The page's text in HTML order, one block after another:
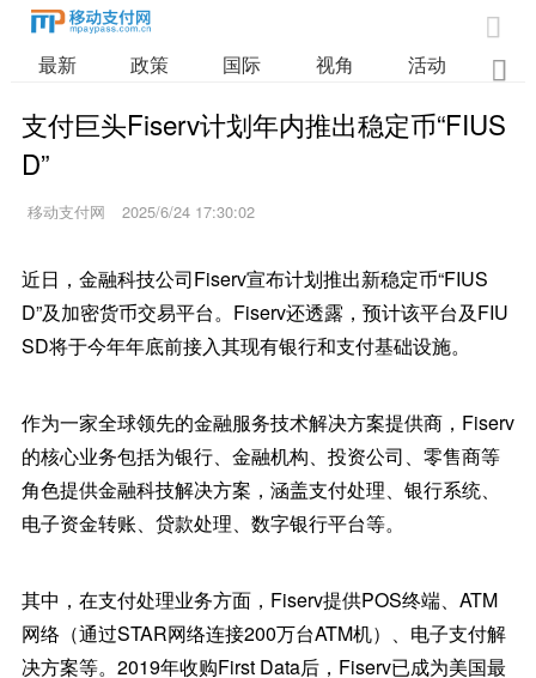

最新 政策 国际 视角 活动 业

支付巨头Fiserv计划年内推出稳定币“FIUS
D”
移动支付网 2025/6/24 17:30:02
近日，金融科技公司Fiserv宣布计划推出新稳定币“FIUS
D”及加密货币交易平台。Fiserv还透露，预计该平台及FIU
SD将于今年年底前接入其现有银行和支付基础设施。
作为一家全球领先的金融服务技术解决方案提供商，Fiserv
的核心业务包括为银行、金融机构、投资公司、零售商等
角色提供金融科技解决方案，涵盖支付处理、银行系统、
电子资金转账、贷款处理、数字银行平台等。
其中，在支付处理业务方面，Fiserv提供POS终端、ATM
网络（通过STAR网络连接200万台ATM机）、电子支付解
决方案等。2019年收购First Data后，Fiserv已成为美国最